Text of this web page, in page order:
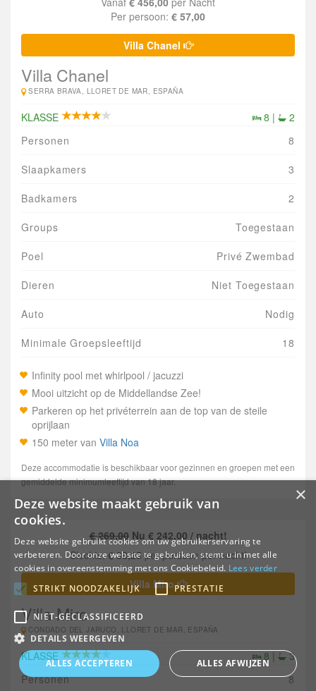
Per persoon: € 57,00
Villa Chanel
Villa Chanel
SERRA BRAVA, LLORET DE MAR, ESPAÑA
KLASSE 8 |
2
Personen
8
Slaapkamers 3
Badkamers 2
Groups Toegestaan
Poel Privé Zwembad
Dieren Niet Toegestaan
Auto Nodig
Minimale Groepsleeftijd 18
Infinity pool met whirlpool / jacuzzi
Mooi uitzicht op de Middellandse Zee!
Parkeren op het privéterrein aan de top van de steile
oprijlaan
150 meter van Villa Noa
Deze accommodatie is beschikbaar voor gezinnen en groepen met een
gemiddelde minimumleeftijd van 18 jaar.
€ 269,00Nu € 242,00 / nacht!
Slechts:€ 30,25 per persoon per nacht!
Villa Miro
Villa Miro
CONDADO DEL JARUCO, LLORET DE MAR, ESPAÑA
KLASSE 8 |
3
Personen
8
×
Deze website maakt gebruik van
cookies.
Deze website gebruikt cookies om uw gebruikerservaring te
verbeteren. Door onze website te gebruiken, stemt u in met alle
cookies in overeenstemming met ons Cookiebeleid. Lees verder
STRIKT NOODZAKELIJK
PRESTATIE
NIET-GECLASSIFICEERD
DETAILS WEERGEVEN
ALLES ACCEPTEREN ALLES AFWIJZEN